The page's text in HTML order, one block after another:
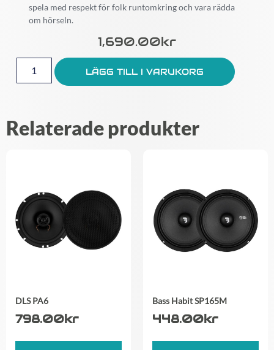
spela med respekt för folk runtomkring och vara rädda
om hörseln.
1,690.00Kr
LÄGG TILL I VARUKORG
Relaterade produkter
DLS PA6
798.00kr
Bass Habit SP165M
448.00kr